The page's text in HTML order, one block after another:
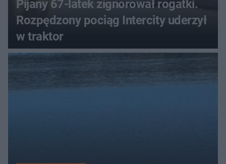
Pijany 67-latek zignorował rogatki.
Rozpędzony pociąg Intercity uderzył
w traktor